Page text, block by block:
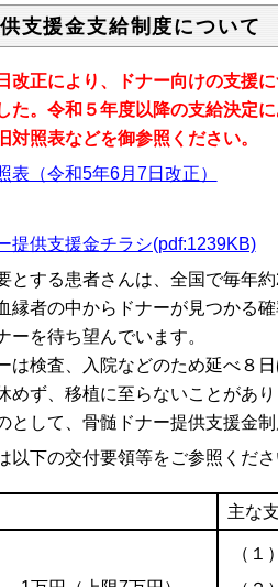
支援金支給制度について
改正により、ドナー向けの支援
た。令和５年度以降の支給決定
対照表などを御参照ください。
表（令和5年6月7日改正）
提供支援金チラシ(pdf:1239KB)
する患者さんは、全国で毎年
縁者の中からドナーが見つかる
ーを待ち望んでいます。
検査、入院などのため延べ８
めず、移植に至らないことがあ
として、骨髄ドナー提供支援金制
下の交付要領等をご参照くださ
主な
（